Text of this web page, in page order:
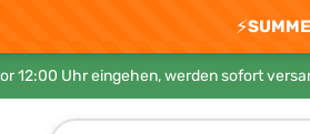
⚡
12:00 Uhr eingehen, werden sofort